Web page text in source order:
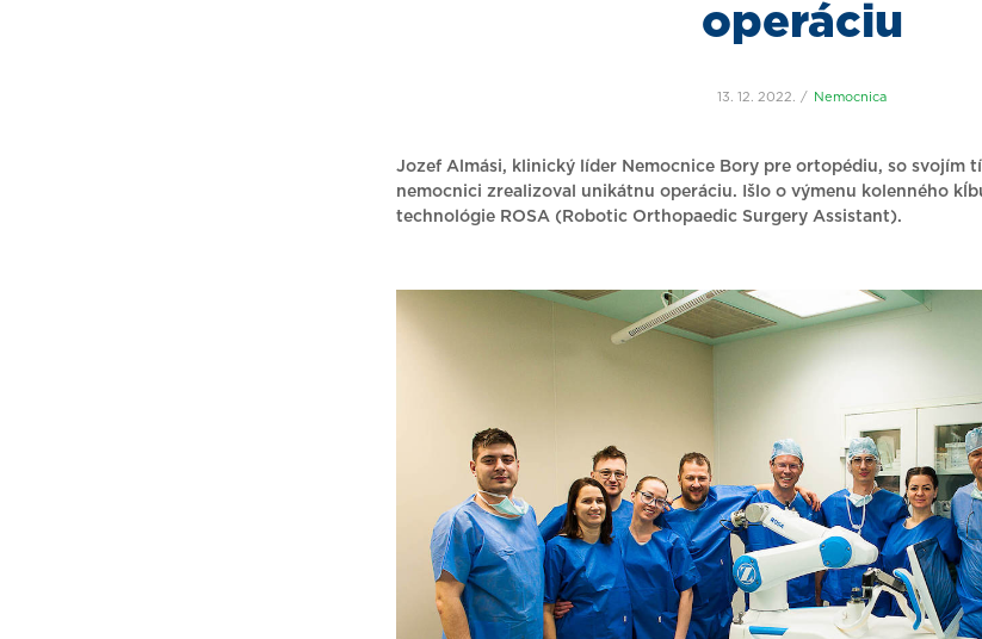
operáciu
13. 12. 2022. Nemocnica
Jozef Almási, klinický líder Nemocnice Bory pre ortopédiu, so svojím
nemocnici zrealizoval unikátnu operáciu. Išlo o výmenu kolenného
technológie ROSA (Robotic Orthopaedic Surgery Assistant).